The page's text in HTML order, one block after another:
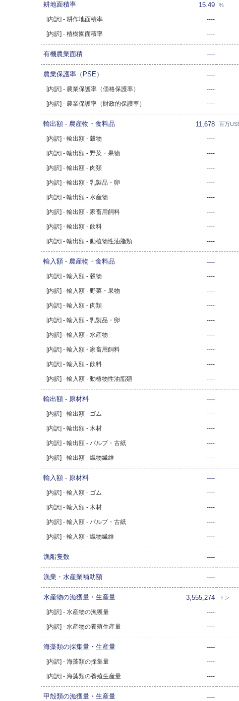
耕地面積率 15.49 %
[内訳] - 耕作地面積率 ----
[内訳] - 植樹園面積率 ----
有機農業面積 ----
農業保護率（PSE） ----
[内訳] - 農業保護率（価格保護率） ----
[内訳] - 農業保護率（財政的保護率） ----
輸出額 - 農産物・食料品 11,678 百万
[内訳] - 輸出額 - 穀物 ----
[内訳] - 輸出額 - 野菜・果物 ----
[内訳] - 輸出額 - 肉類 ----
[内訳] - 輸出額 - 乳製品・卵 ----
[内訳] - 輸出額 - 水産物 ----
[内訳] - 輸出額 - 家畜用飼料 ----
[内訳] - 輸出額 - 飲料 ----
[内訳] - 輸出額 - 動植物性油脂類 ----
輸入額 - 農産物・食料品 ----
[内訳] - 輸入額 - 穀物 ----
[内訳] - 輸入額 - 野菜・果物 ----
[内訳] - 輸入額 - 肉類 ----
[内訳] - 輸入額 - 乳製品・卵 ----
[内訳] - 輸入額 - 水産物 ----
[内訳] - 輸入額 - 家畜用飼料 ----
[内訳] - 輸入額 - 飲料 ----
[内訳] - 輸入額 - 動植物性油脂類 ----
輸出額 - 原材料 ----
[内訳] - 輸出額 - ゴム ----
[内訳] - 輸出額 - 木材 ----
[内訳] - 輸出額 - パルプ・古紙 ----
[内訳] - 輸出額 - 織物繊維 ----
輸入額 - 原材料 ----
[内訳] - 輸入額 - ゴム ----
[内訳] - 輸入額 - 木材 ----
[内訳] - 輸入額 - パルプ・古紙 ----
[内訳] - 輸入額 - 織物繊維 ----
漁船隻数 ----
漁業・水産業補助額 ----
水産物の漁獲量・生産量 3,555,274 トン
[内訳] - 水産物の漁獲量 ----
[内訳] - 水産物の養殖生産量 ----
海藻類の採集量・生産量 ----
[内訳] - 海藻類の採集量 ----
[内訳] - 海藻類の養殖生産量 ----
甲殻類の漁獲量・生産量 ----